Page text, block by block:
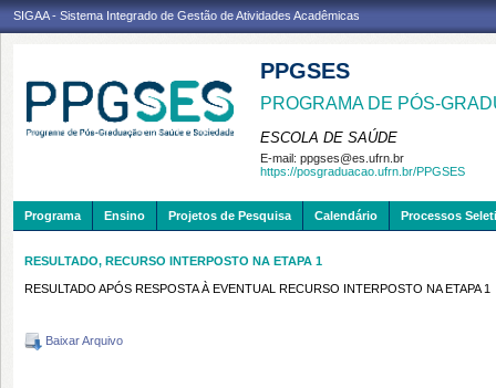
SIGAA - Sistema Integrado de Gestão de Atividades Acadêmicas
PPGSES
PROGRAMA DE PÓS-
ESCOLA DE SAÚDE
E-mail: ppgses@es.ufrn.br
https://posgraduacao.ufrn.br/PPGSES
Programa Ensino Projetos de Pesquisa Calendário Processos
RESULTADO, RECURSO INTERPOSTO NA ETAPA 1
RESULTADO APÓS RESPOSTA À EVENTUAL RECURSO INTERPOSTO NA ETAPA 1
Baixar Arquivo